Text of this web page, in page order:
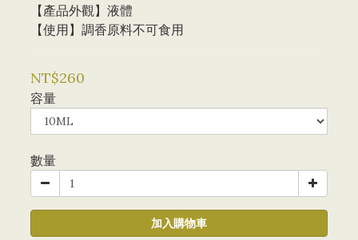
【產品外觀】液體
【使用】調香原料不可食用
NT$260
容量
數量
加入購物車